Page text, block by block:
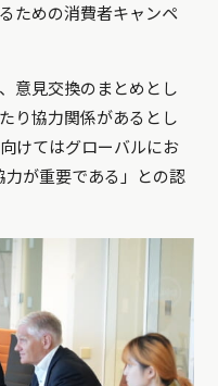
ための消費者キャンペ
意見交換のまとめとし
り協力関係があるとし
けてはグローバルにお
が重要である」との認